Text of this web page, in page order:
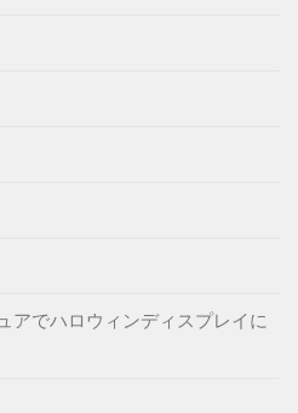
アでハロウィンディスプレイに